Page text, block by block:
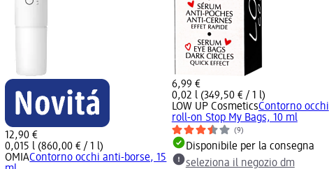
12,90 €
0,015 l (860,00 € / 1 l)
OMIAContorno occhi anti-borse, 15
6,99 €
0,02 l (349,50 € / 1 l)
LOW UP CosmeticsContorno occhi
roll-on Stop My Bags, 10 ml
(9)
Disponibile per la consegna
seleziona il negozio dm